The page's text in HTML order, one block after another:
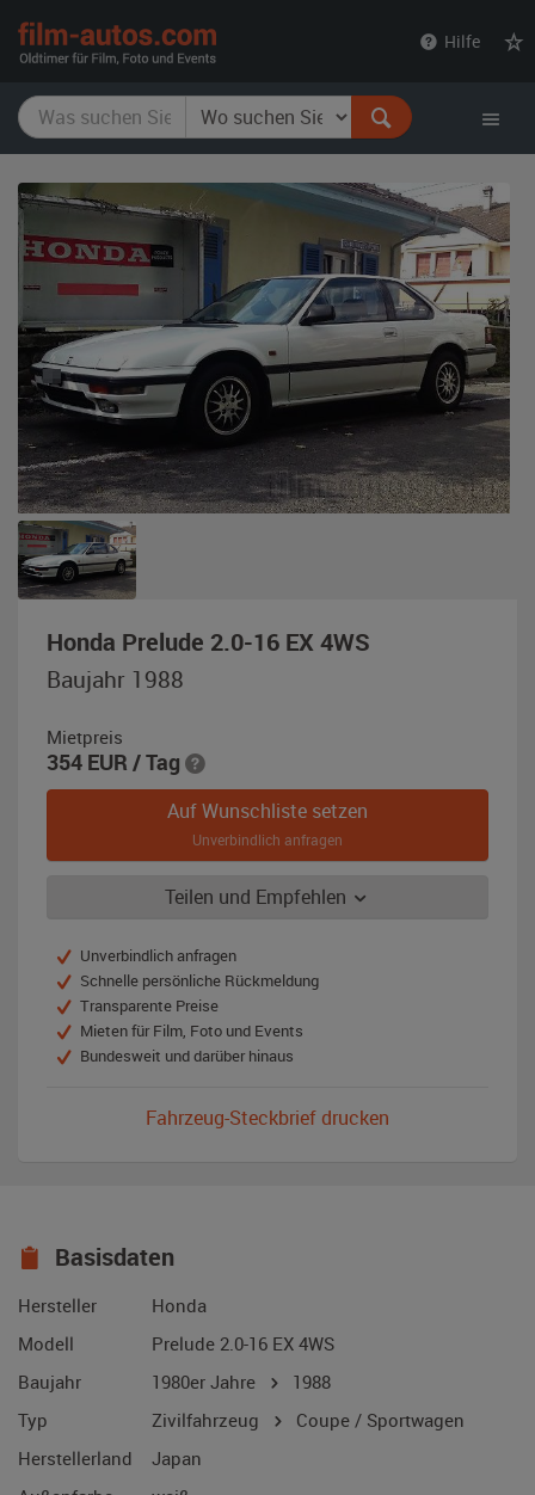
Hilfe
Honda Prelude 2.0-16 EX 4WS
Baujahr 1988
Mietpreis
354 EUR / Tag
Auf Wunschliste setzen
Unverbindlich anfragen
Teilen und Empfehlen
Unverbindlich anfragen
Schnelle persönliche Rückmeldung
Transparente Preise
Mieten für Film, Foto und Events
Bundesweit und darüber hinaus
Fahrzeug-Steckbrief drucken
Basisdaten
Hersteller
Honda
Modell
Prelude 2.0-16 EX 4WS
Baujahr
1980er Jahre
1988
Typ
Zivilfahrzeug
Coupe / Sportwagen
Herstellerland
Japan